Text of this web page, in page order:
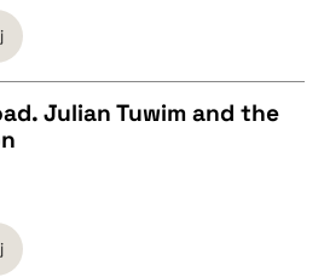
Julian Tuwim and the